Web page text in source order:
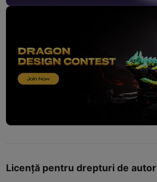
Licență pentru drepturi de autor